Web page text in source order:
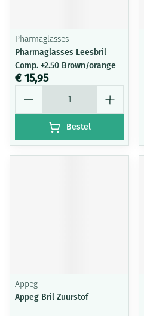
Pharmaglasses
Pharmaglasses Leesbril
Comp. +2.50 Brown/orange
€ 15,95
Bestel
Appeg
Appeg Bril Zuurstof